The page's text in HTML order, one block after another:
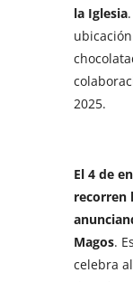
la Iglesia
2025.
El 4 de
recorren
Magos.
celebra